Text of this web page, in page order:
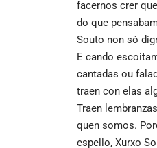
facernos crer
do que
Souto non só
E cando
cantadas ou
traen con elas
Traen
quen somos.
espello, Xurxo